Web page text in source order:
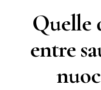
Quelle
entre